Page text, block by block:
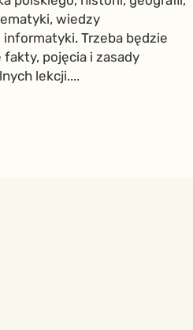
wiedzy
Trzeba będzie
pojęcia i zasady
lekcji....